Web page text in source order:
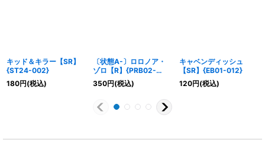
キッド＆キラー【SR】
{ST24-002}
180円(税込)
〔状態A-〕ロロノア・
ゾロ【R】{PRB02-
006}
350円(税込)
キャベンディッシュ
【SR】{EB01-012}
120円(税込)